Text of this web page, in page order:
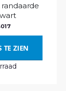
TE ZIEN